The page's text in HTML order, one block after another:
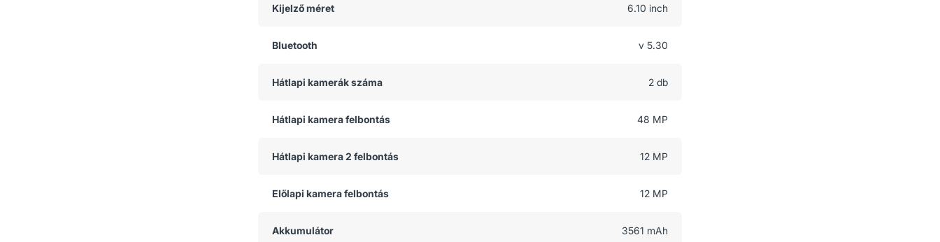
Kijelző méret 6.10 inch
Bluetooth v 5.30
Hátlapi kamerák száma 2 db
Hátlapi kamera felbontás 48 MP
Hátlapi kamera 2 felbontás 12 MP
Előlapi kamera felbontás 12 MP
Akkumulátor 3561 mAh